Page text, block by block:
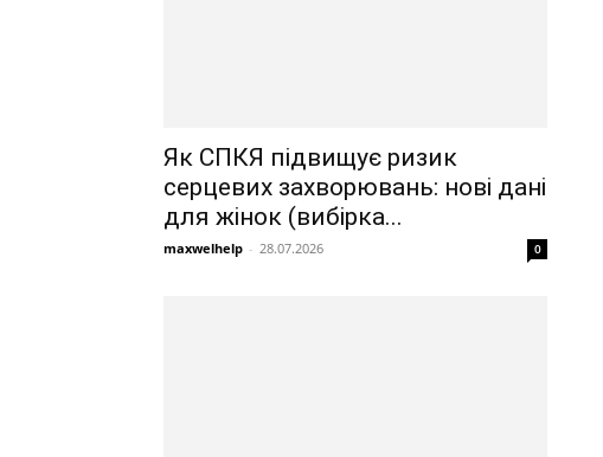
Як СПКЯ підвищує ризик
серцевих захворювань: нові дані
для жінок (вибірка...
maxwelhelp - 28.07.2026 0